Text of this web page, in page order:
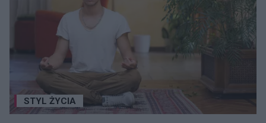
STYL ŻYCIA